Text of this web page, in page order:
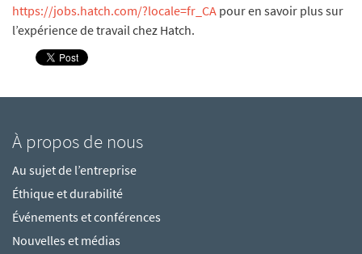
https://jobs.hatch.com/?locale=fr_CA pour en savoir plus sur
l’expérience de travail chez Hatch.
À propos de nous
Au sujet de l’entreprise
Éthique et durabilité
Événements et conférences
Nouvelles et médias